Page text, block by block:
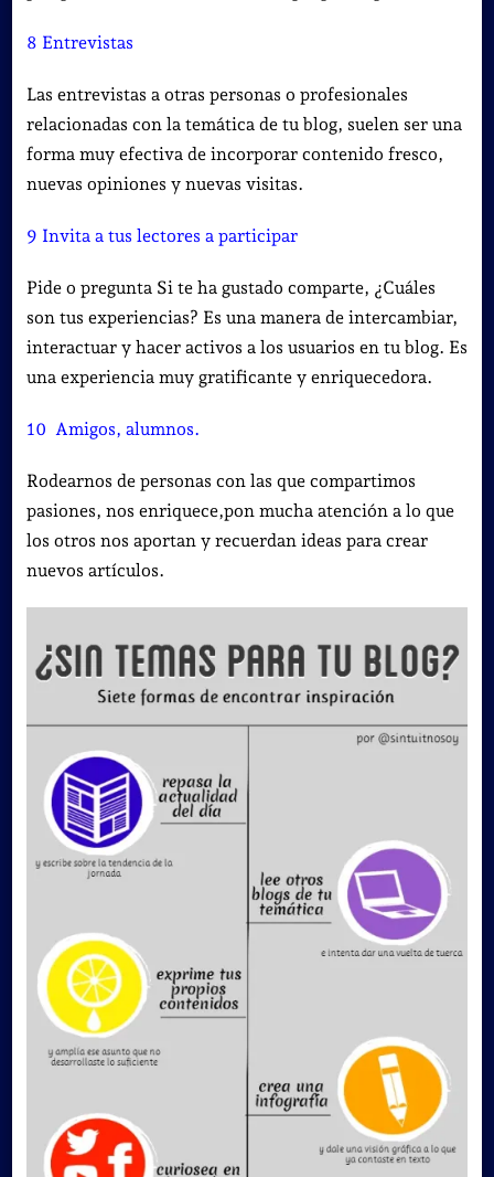
8 Entrevistas
Las entrevistas a otras personas o profesionales
relacionadas con la temática de tu blog, suelen ser una
forma muy efectiva de incorporar contenido fresco,
nuevas opiniones y nuevas visitas.
9 Invita a tus lectores a participar
Pide o pregunta Si te ha gustado comparte, ¿Cuáles
son tus experiencias? Es una manera de intercambiar,
interactuar y hacer activos a los usuarios en tu blog. Es
una experiencia muy gratificante y enriquecedora.
10 Amigos, alumnos.
Rodearnos de personas con las que compartimos
pasiones, nos enriquece,pon mucha atención a lo que
los otros nos aportan y recuerdan ideas para crear
nuevos artículos.